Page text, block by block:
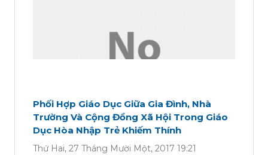
Phối Hợp Giáo Dục Giữa Gia Đình, Nhà
Trường Và Cộng Đồng Xã Hội Trong Giáo
Dục Hòa Nhập Trẻ Khiếm Thính
Thứ Hai, 27 Tháng Mười Một, 2017 19:21